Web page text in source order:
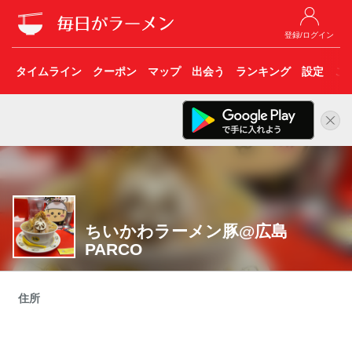
登録/ログイン
タイムライン クーポン マップ 出会う ランキング 設定 こ
ちいかわラーメン豚@広島
PARCO
住所